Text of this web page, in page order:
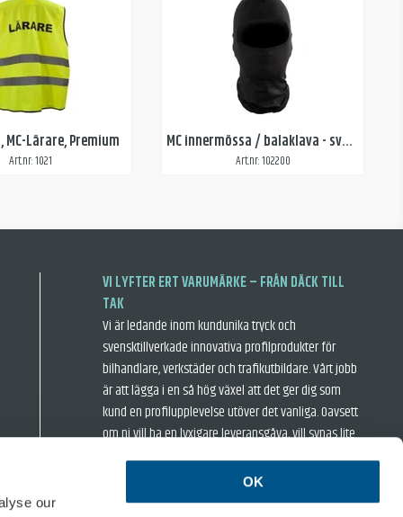
our
OK
Lärare, Premium
Art.nr: 1021
MC innermössa / balaklava - svart
Art.nr: 102200
VI LYFTER ERT VARUMÄRKE – FRÅN DÄCK TILL
TAK
Vi är ledande inom kundunika tryck och
svensktillverkade innovativa profilprodukter för
bilhandlare, verkstäder och trafikutbildare. Vårt jobb
är att lägga i en så hög växel att det ger dig som
kund en profilupplevelse utöver det vanliga. Oavsett
om ni vill ha en lyxigare leveransgåva, vill synas lite
extra när ni är ute och rastar hästkrafterna eller
inspirera era kunder i bilhallen så har vi något för er.
› Försäljningsvillkor › Integritetspolicy